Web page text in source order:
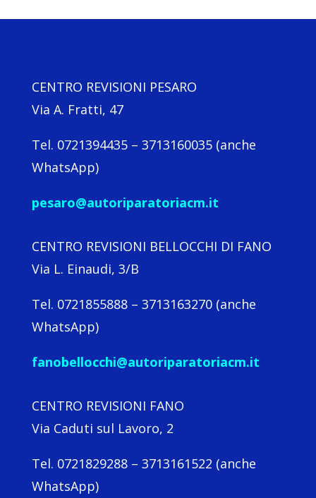
CENTRO REVISIONI PESARO
Via A. Fratti, 47
Tel. 0721394435 – 3713160035 (anche
WhatsApp)
pesaro@autoriparatoriacm.it
CENTRO REVISIONI BELLOCCHI DI FANO
Via L. Einaudi, 3/B
Tel. 0721855888 – 3713163270 (anche
WhatsApp)
fanobellocchi@autoriparatoriacm.it
CENTRO REVISIONI FANO
Via Caduti sul Lavoro, 2
Tel. 0721829288 – 3713161522 (anche
WhatsApp)